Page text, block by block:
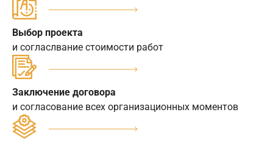
Выбор проекта
и согласлвание стоимости работ
Заключение договора
и согласование всех организационных моментов